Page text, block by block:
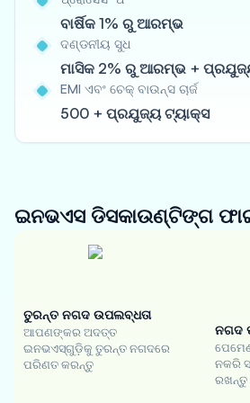
ବାର୍ଷିକ 1% ରୁ ଆରମ୍ଭ
ଦଣ୍ଡନୀୟ ସୁଧ
ମାସିକ 2% ରୁ ଆରମ୍ଭ +
EMI ଏବଂ ଚେକ୍ ବାଉନ୍ସ ଚାର୍ଜ
500 + ପ୍ରଯୁଜ୍ୟ ଟ୍ୟାକ୍ସ
ଇନଭଏସ ଡିସକାଉଣ୍ଟିଙ୍ଗ
ତୁରନ୍ତ ନଗଦ ଉପଲବ୍ଧତା
ଆପଣଙ୍କର ଅଦତ୍ତ
ଇନଭଏସ୍‌ଗୁଡ଼ିକୁ ତୁରନ୍ତ ନଗଦରେ
ପରିଣତ କରନ୍ତୁ
ନଗଦ
ନକରି
ରଖନ୍ତୁ